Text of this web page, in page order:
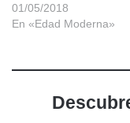
01/05/2018
En «Edad Moderna»